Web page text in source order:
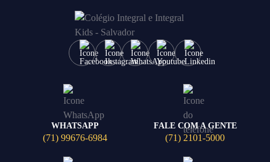
WHATSAPP
(71) 99676-6984
FALE COM A GENTE
(71) 2101-5000